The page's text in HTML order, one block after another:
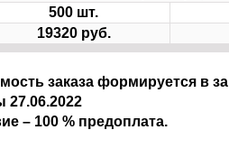
500 шт.
19320 руб.
заказа формируется в
– 100 % предоплата.